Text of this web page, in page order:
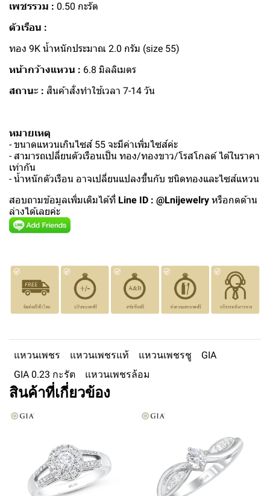
เพชรรวม : 0.50 กะรัต
ตัวเรือน :
ทอง 9K น้ำหนักประมาณ 2.0 กรัม (size 55)
หน้ากว้างแหวน : 6.8 มิลลิเมตร
สถานะ : สินค้าสั่งทำใช้เวลา 7-14 วัน
หมายเหตุ
- ขนาดแหวนเกินไซส์ 55 จะมีค่าเพิ่มไซส์ค่ะ
- สามารถเปลี่ยนตัวเรือนเป็น ทอง/ทองขาว/โรสโกลด์ ได้ในราคา
เท่ากัน
- น้ำหนักตัวเรือน อาจเปลี่ยนแปลงขึ้นกับ ชนิดทองและไซส์แหวน
สอบถามข้อมูลเพิ่มเติมได้ที่ Line ID : @Lnijewelry หรือกดด้าน
ล่างได้เลยค่ะ
แหวนเพชร แหวนเพชรแท้ แหวนเพชรชู
GIA
GIA 0.23 กะรัต
แหวนเพชรล้อม
สินค้าที่เกี่ยวข้อง